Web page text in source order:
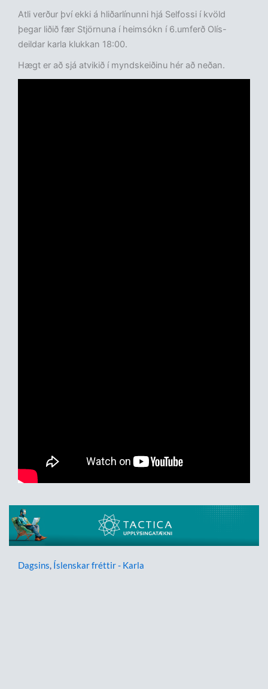
Atli verður því ekki á hliðarlínunni hjá Selfossi í kvöld
þegar liðið fær Stjörnuna í heimsókn í 6.umferð Olís-
deildar karla klukkan 18:00.
Hægt er að sjá atvikið í myndskeiðinu hér að neðan.
Dagsins, Íslenskar fréttir - Karla